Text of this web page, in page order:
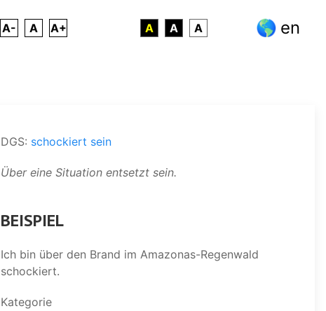
A- A A+ A A A en
DGS: schockiert sein
Über eine Situation entsetzt sein.
BEISPIEL
Ich bin über den Brand im Amazonas-Regenwald
schockiert.
Kategorie